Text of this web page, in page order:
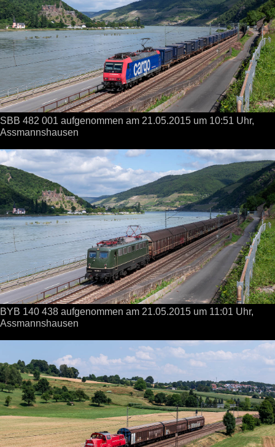
SBB 482 001 aufgenommen am 21.05.2015 um 10:51 Uhr,
Assmannshausen
BYB 140 438 aufgenommen am 21.05.2015 um 11:01 Uhr,
Assmannshausen